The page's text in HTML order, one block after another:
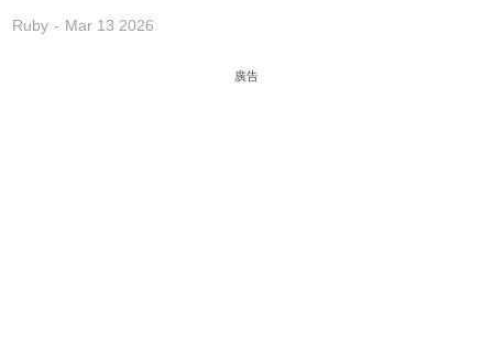
Ruby Mar 13 2026
廣告